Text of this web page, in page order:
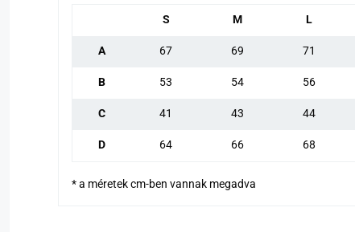
S M L
A 67 69 71
B 53 54 56
C 41 43 44
D 64 66 68
* a méretek cm-ben vannak megadva